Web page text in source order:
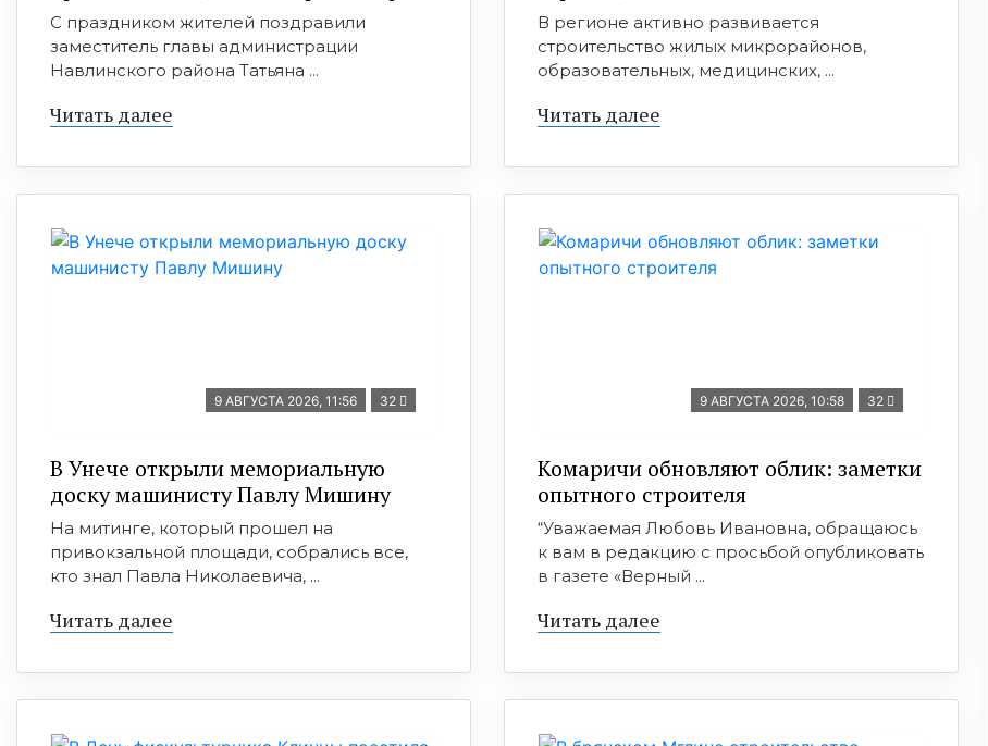
С праздником жителей поздравили
заместитель главы администрации
Навлинского района Татьяна ...
Читать далее
В регионе активно развивается
строительство жилых микрорайонов,
образовательных, медицинских, ...
Читать далее
9 АВГУСТА 2026, 11:56 32
В Унече открыли мемориальную
доску машинисту Павлу Мишину
На митинге, который прошел на
привокзальной площади, собрались все,
кто знал Павла Николаевича, ...
Читать далее
9 АВГУСТА 2026, 10:58 32
Комаричи обновляют облик: заметки
опытного строителя
“Уважаемая Любовь Ивановна, обращаюсь
к вам в редакцию с просьбой опубликовать
в газете «Верный ...
Читать далее